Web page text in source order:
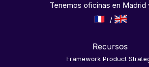
Tenemos oficinas en Madrid
Recursos
Framework Product